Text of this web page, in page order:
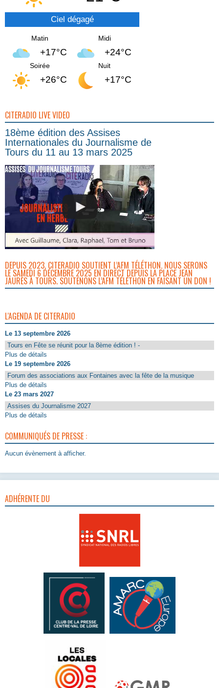
Ciel dégagé
Matin
+17°C
Midi
+24°C
Soirée
+26°C
Nuit
+17°C
CITERADIO LIVE VIDEO
18ème édition des Assises
Internationales du Journalisme de
Tours du 11 au 13 mars 2025
DEPUIS 2023, CITERADIO SOUTIENT L’AFM TÉLÉTHON. NOUS SERONS
LE SAMEDI 6 DÉCEMBRE 2025 EN DIRECT DEPUIS LA PLACE JEAN
JAURÈS À TOURS. SOUTENONS L’AFM TÉLÉTHON EN FAISANT UN DON !
L'AGENDA DE CITERADIO
Le 13 septembre 2026
Tours en Fête se réunit pour la 8ème édition ! -
Plus de détails
Le 19 septembre 2026
Forum des associations aux Fontaines avec la fête de la musique
Plus de détails
Le 23 mars 2027
Assises du Journalisme 2027
Plus de détails
COMMUNIQUÉS DE PRESSE :
Aucun évènement à afficher.
ADHÉRENTE DU